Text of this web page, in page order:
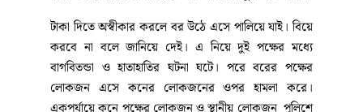
না এসে সাধারণ পোশাকে রেস্টুরেন্টে এসে একটি কক্ষে
আত্মগোপনে থাকে। সেখান থেকে বর বলে তাড়াতাড়ি আমার
লোকজনকে খাবার দিয়ে দেন, না হলে সমস্যা হবে। এরপর
বর আস্তে পালিয়ে যায়।